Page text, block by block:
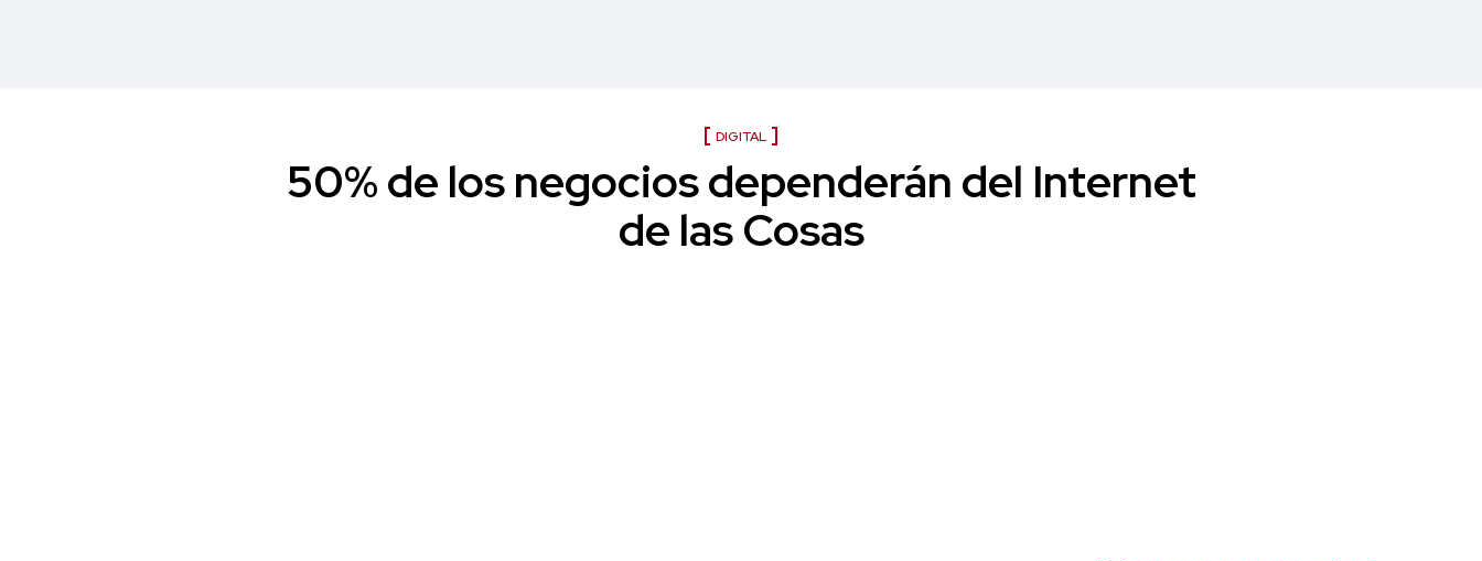
DIGITAL
50% de los negocios dependerán del Internet
de las Cosas